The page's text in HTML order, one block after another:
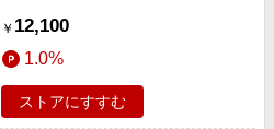
￥ 12,100
1.0%
ストアにすすむ